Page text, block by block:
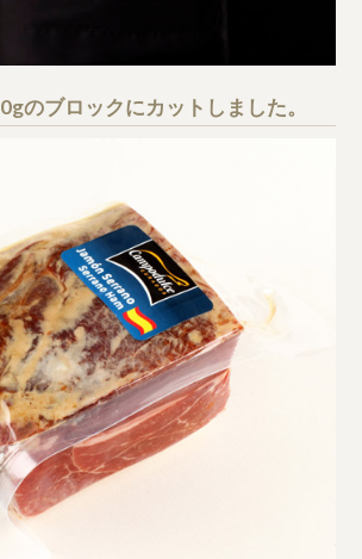
のブロックにカットしました。